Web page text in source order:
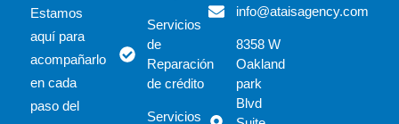
Estamos
aquí para
acompañarlo
en cada
paso del
Servicios
de
Reparación
de crédito
Servicios
info@ataisagency.com
8358 W
Oakland
park
Blvd